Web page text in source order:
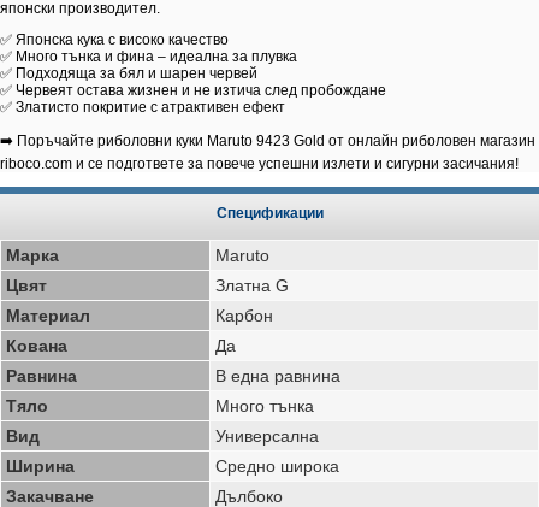
японски производител.
✅ Японска кука с високо качество
✅ Много тънка и фина – идеална за плувка
✅ Подходяща за бял и шарен червей
✅ Червеят остава жизнен и не изтича след пробождане
✅ Златисто покритие с атрактивен ефект
➡️ Поръчайте риболовни куки Maruto 9423 Gold от онлайн риболовен магазин
riboco.com и се подгответе за повече успешни излети и сигурни засичания!
Спецификации
Марка
Maruto
Цвят
Златна G
Материал
Карбон
Кована
Да
Равнина
В една равнина
Тяло
Много тънка
Вид
Универсална
Ширина
Средно широка
Закачване
Дълбоко